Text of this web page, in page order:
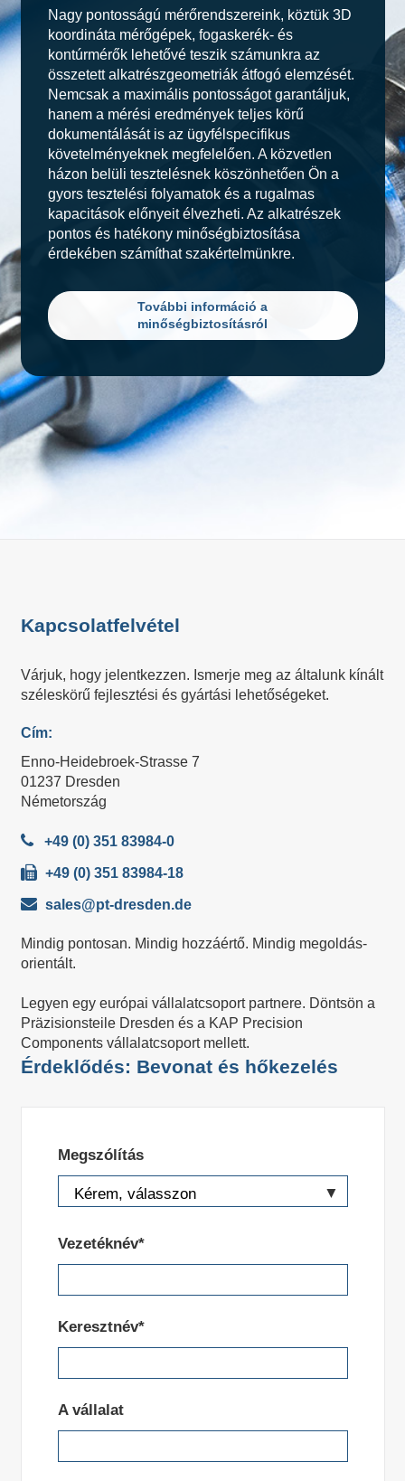
Nagy pontosságú mérőrendszereink, köztük 3D
koordináta mérőgépek, fogaskerék- és
kontúrmérők lehetővé teszik számunkra az
összetett alkatrészgeometriák átfogó elemzését.
Nemcsak a maximális pontosságot garantáljuk,
hanem a mérési eredmények teljes körű
dokumentálását is az ügyfélspecifikus
követelményeknek megfelelően. A közvetlen
házon belüli tesztelésnek köszönhetően Ön a
gyors tesztelési folyamatok és a rugalmas
kapacitások előnyeit élvezheti. Az alkatrészek
pontos és hatékony minőségbiztosítása
érdekében számíthat szakértelmünkre.
További információ a
minőségbiztosításról
Kapcsolatfelvétel
Várjuk, hogy jelentkezzen. Ismerje meg az általunk kínált
széleskörű fejlesztési és gyártási lehetőségeket.
Cím:
Enno-Heidebroek-Strasse 7
01237 Dresden
Németország
+49 (0) 351 83984-0
+49 (0) 351 83984-18
sales@pt-dresden.de
Mindig pontosan. Mindig hozzáértő. Mindig megoldás-
orientált.
Legyen egy európai vállalatcsoport partnere. Döntsön a
Präzisionsteile Dresden és a KAP Precision
Components vállalatcsoport mellett.
Érdeklődés: Bevonat és hőkezelés
Megszólítás
Vezetéknév*
Keresztnév*
A vállalat